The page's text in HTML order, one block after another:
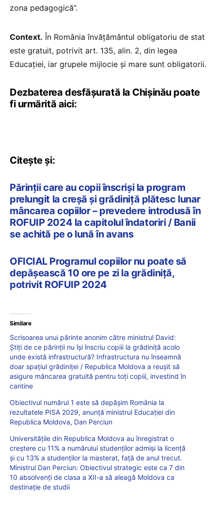
zona pedagogică”.
Context. În România învățământul obligatoriu de stat
este gratuit, potrivit art. 135, alin. 2, din legea
Educației, iar grupele mijlocie și mare sunt obligatorii.
Dezbaterea desfășurată la Chișinău poate
fi urmărită aici:
Citește și:
Părinții care au copii înscriși la program
prelungit la creșă și grădiniță plătesc lunar
mâncarea copiilor – prevedere introdusă în
ROFUIP 2024 la capitolul îndatoriri / Banii
se achită pe o lună în avans
OFICIAL Programul copiilor nu poate să
depășească 10 ore pe zi la grădiniță,
potrivit ROFUIP 2024
Similare
Scrisoarea unui părinte anonim către ministrul David:
Știți de ce părinții nu își înscriu copiii la grădiniță acolo
unde există infrastructură? Infrastructura nu înseamnă
doar spațiul grădiniței / Republica Moldova a reușit să
asigure mâncarea gratuită pentru toți copiii, investind în
cantine
Obiectivul numărul 1 este să depășim România la
rezultatele PISA 2029, anunță ministrul Educației din
Republica Moldova, Dan Perciun
Universitățile din Republica Moldova au înregistrat o
creștere cu 11% a numărului studenților admiși la licență
și cu 13% a studenților la masterat, față de anul trecut.
Ministrul Dan Perciun: Obiectivul strategic este ca 7 din
10 absolvenți de clasa a XII-a să aleagă Moldova ca
destinație de studii